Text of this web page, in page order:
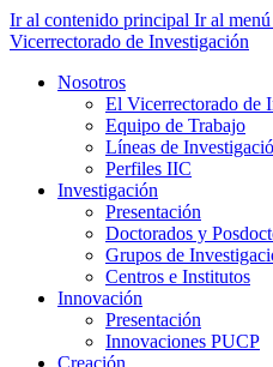
Ir al contenido principal Ir al
Vicerrectorado de Investigación
Nosotros
El Vicerrectorado de
Equipo de Trabajo
Líneas de
Perfiles IIC
Investigación
Presentación
Doctorados y
Grupos de
Centros e Institutos
Innovación
Presentación
Innovaciones PUCP
Creación